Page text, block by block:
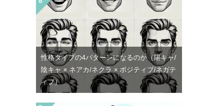
性格タイプの4パターンになるのか（陽キャ/
陰キャ × ネアカ/ネクラ × ポジティブ/ネガテ
ィブ）